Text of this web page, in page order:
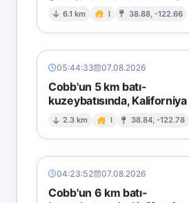
6.1 km I 38.88, -122.66
05:44:33 07.08.2026
Cobb'un 5 km batı-
kuzeybatısında, Kaliforniya
2.3 km I 38.84, -122.78
04:23:52 07.08.2026
Cobb'un 6 km batı-